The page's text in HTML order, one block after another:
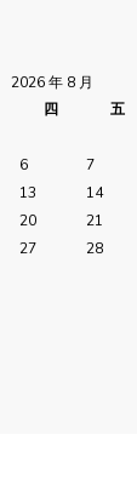
2026 年 8 月
四 五
6 7
13 14
20 21
27 28